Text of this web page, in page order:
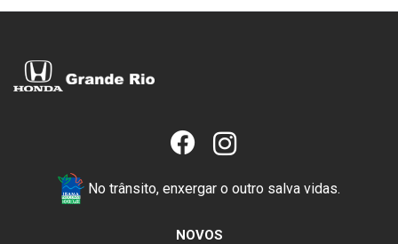
No trânsito, enxergar o outro salva vidas.
NOVOS